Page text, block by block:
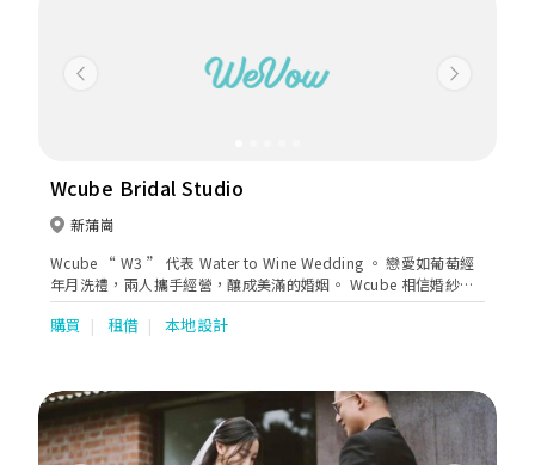
Previous Next
Wcube Bridal Studio
新蒲崗
Wcube “ W3 ” 代表 Water to Wine Wedding 。 戀愛如葡萄經
年月洗禮，兩人攜手經營，釀成美滿的婚姻。 Wcube 相信婚紗是
與別不同的：在大日子穿上婚紗，代表女生的蛻變，轉換了角色，
象徵幸福和憧憬。香港本地自家設計品牌，專營出租婚紗，輕婚
購買 租借 本地設計